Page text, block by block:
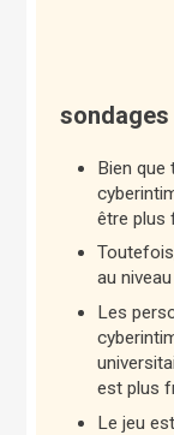
sondages
Bien que
être plus
au
Les
est plus
Le jeu